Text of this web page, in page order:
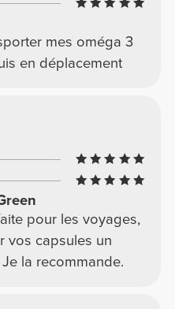
mes oméga 3
en déplacement
pour les voyages,
vos capsules un
la recommande.